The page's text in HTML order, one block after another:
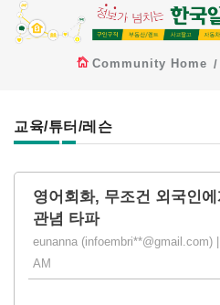
Community Home
교육/튜터/레슨
영어회화, 무조건 외국인
관념 타파
eunanna (infoembri**@gmail.com)
AM